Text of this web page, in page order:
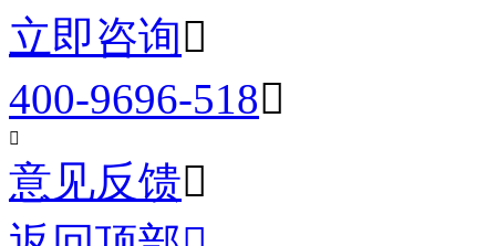
立即咨询
400-9696-518

意见反馈